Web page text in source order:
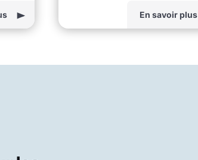
En savoir plus